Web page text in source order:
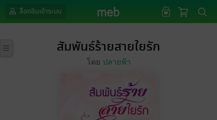
ล็อกอินเข้าระบบ
สัมพันธ์ร้ายสายใยรัก
โดย ปลายฟ้า